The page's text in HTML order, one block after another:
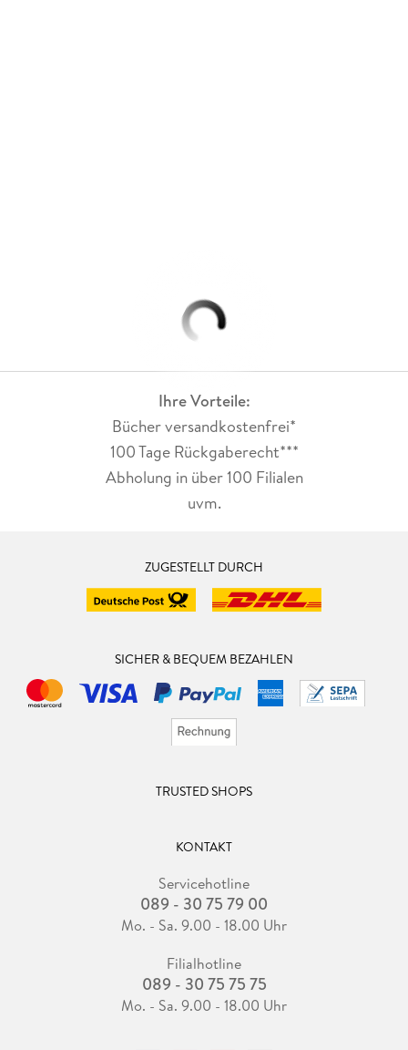
Ihre Vorteile:
Bücher versandkostenfrei*
100 Tage Rückgaberecht***
Abholung in über 100 Filialen
uvm.
ZUGESTELLT DURCH
SICHER & BEQUEM BEZAHLEN
TRUSTED SHOPS
KONTAKT
Servicehotline
089 - 30 75 79 00
Mo. - Sa. 9.00 - 18.00 Uhr
Filialhotline
089 - 30 75 75 75
Mo. - Sa. 9.00 - 18.00 Uhr